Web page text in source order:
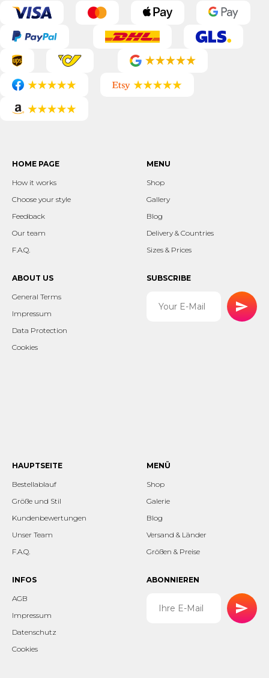
HOME PAGE
How it works
Choose your style
Feedback
Our team
F.A.Q.
MENU
Shop
Gallery
Blog
Delivery & Countries
Sizes & Prices
ABOUT US
General Terms
Impressum
Data Protection
Cookies
SUBSCRIBE
HAUPTSEITE
Bestellablauf
Größe und Stil
Kundenbewertungen
Unser Team
F.A.Q.
MENÜ
Shop
Galerie
Blog
Versand & Länder
Größen & Preise
INFOS
AGB
Impressum
Datenschutz
Cookies
ABONNIEREN